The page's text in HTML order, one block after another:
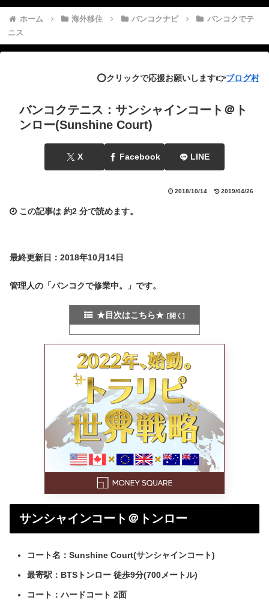
ホーム 海外移住 バンコクナビ
バンコクでテ
ニス
⭕️クリックで応援お願いします👉ブログ村
バンコクテニス：サンシャインコート＠ト
ンロー(Sunshine Court)
X Facebook LINE
2018/10/14 2019/04/26
この記事は 約2 分で読めます。
最終更新日：2018年10月14日
管理人の「バンコクで修業中。」です。
★目次はこちら★
サンシャインコート＠トンロー
コート名：Sunshine Court(サンシャインコート)
最寄駅：BTSトンロー 徒歩9分(700メートル)
コート：ハードコート 2面